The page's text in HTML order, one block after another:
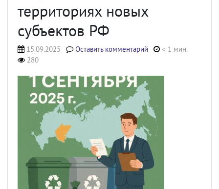
территориях новых
субъектов РФ
15.09.2025 Оставить комментарий
< 1 мин.
280